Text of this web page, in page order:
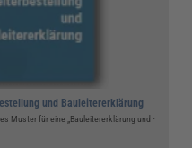
und Bauleitererklärung
Muster für eine „Bauleitererklärung und -